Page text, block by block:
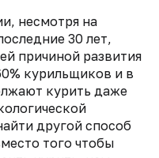
несмотря на
30 лет,
причиной развития
курильщиков и в
курить даже
другой способ
того чтобы